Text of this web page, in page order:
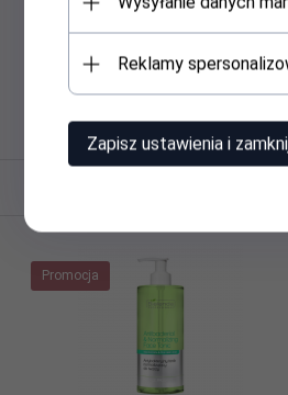
Promocja
Reklamy
Zapisz ustawienia i